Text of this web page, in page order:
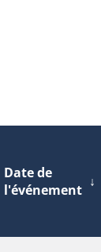
Date de
l'événement ↓